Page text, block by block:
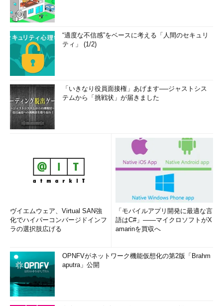
“適度な不信感”をベースに考える「人間のセキュリ
ティ」 (1/2)
「いきなり役員面接権」あげます──ジャストシス
テムから「挑戦状」が届きました
ヴイエムウェア、Virtual SAN強
化でハイパーコンバージドインフ
ラの選択肢広げる
「モバイルアプリ開発に最適な言
語はC#」――マイクロソフトがX
amarinを買収へ
OPNFVがネットワーク機能仮想化の第2版「Brahm
aputra」公開